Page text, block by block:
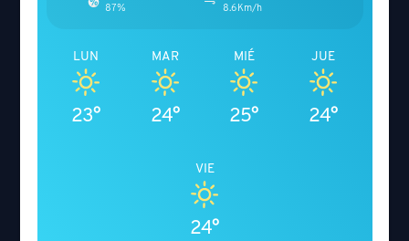
87%
8.6Km/h
LUN
23°
MAR
24°
MIÉ
25°
JUE
24°
VIE
24°